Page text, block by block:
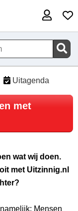
Uitagenda
met
wat wij doen.
met Uitzinnig.nl
Mensen